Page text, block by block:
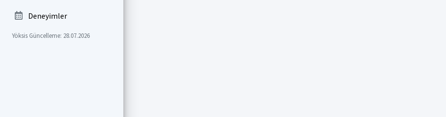
Deneyimler
Yöksis Güncelleme: 28.07.2026